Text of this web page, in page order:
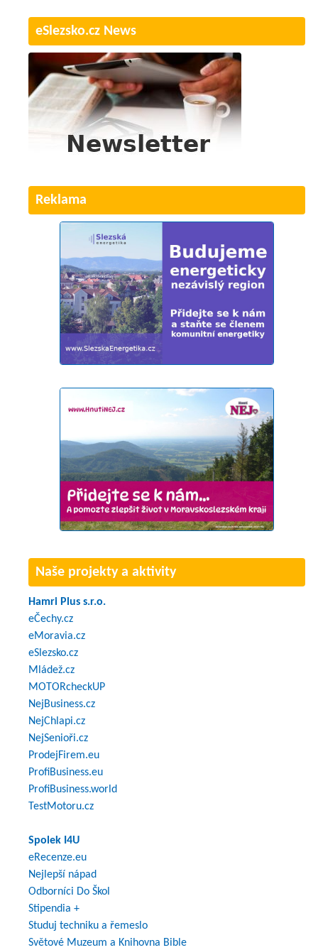
eSlezsko.cz News
Reklama
Naše projekty a aktivity
Hamri Plus s.r.o.
eČechy.cz
eMoravia.cz
eSlezsko.cz
Mládež.cz
MOTORcheckUP
NejBusiness.cz
NejChlapi.cz
NejSenioři.cz
ProdejFirem.eu
ProfiBusiness.eu
ProfiBusiness.world
TestMotoru.cz
Spolek I4U
eRecenze.eu
Nejlepší nápad
Odborníci Do Škol
Stipendia +
Studuj techniku a řemeslo
Světové Muzeum a Knihovna Bible